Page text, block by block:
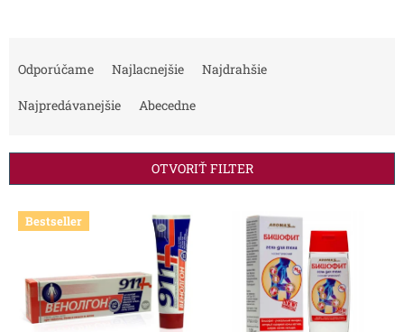
i
p
Odporúčame Najlacnejšie Najdrahšie
Najpredávanejšie Abecedne
OTVORIŤ FILTER
V
ý Bestseller